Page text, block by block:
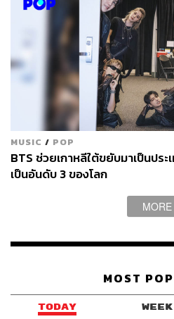
MUSIC / POP
BTS ช่วยเกาหลีใต้ขยับมาเป็นป
เป็นอันดับ 3 ของโลก
MORE
MOST
TODAY WEEK